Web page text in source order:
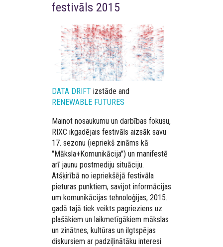
festivāls 2015
DATA DRIFT izstāde and
RENEWABLE FUTURES
Mainot nosaukumu un darbības fokusu,
RIXC ikgadējais festivāls aizsāk savu
17. sezonu (iepriekš zināms kā
"Māksla+Komunikācija") un manifestē
arī jaunu postmediju situāciju.
Atšķirībā no iepriekšējā festivāla
pieturas punktiem, savijot informācijas
um komunikācijas tehnoloģijas, 2015.
gadā tajā tiek veikts pagrieziens uz
plašākiem un laikmetīgākiem mākslas
un zinātnes, kultūras un ilgtspējas
diskursiem ar padziļinātāku interesi